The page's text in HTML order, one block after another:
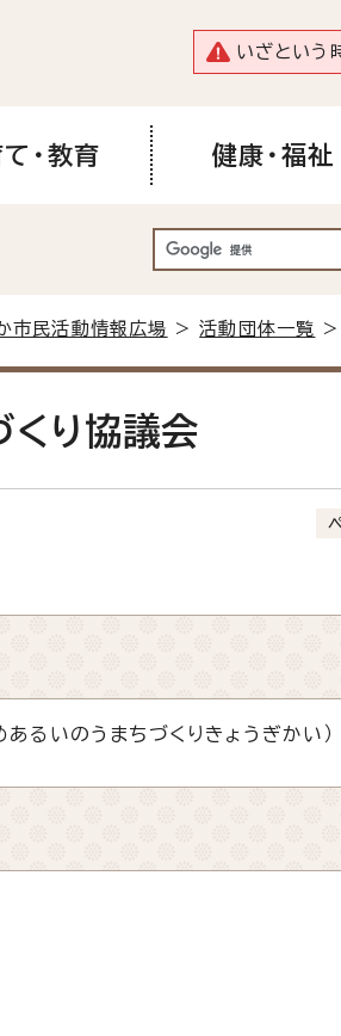
いざという
・教育 健康・福祉
市民活動情報広場 >活動団体一覧 >
くり協議会
るいのうまちづくりきょうぎかい）